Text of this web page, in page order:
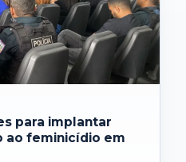
para implantar
ao feminicídio em